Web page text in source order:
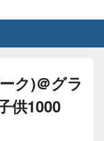
ク)＠グラ
供1000